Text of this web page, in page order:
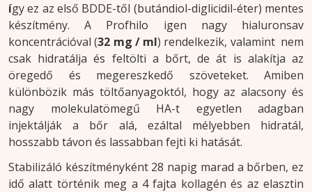
így ez az első BDDE-től (butándiol-diglicidil-éter) mentes
készítmény. A Profhilo igen nagy hialuronsav
koncentrációval (32 mg / ml) rendelkezik, valamint nem
csak hidratálja és feltölti a bőrt, de át is alakítja az
öregedő és megereszkedő szöveteket. Amiben
különbözik más töltőanyagoktól, hogy az alacsony és
nagy molekulatömegű HA-t egyetlen adagban
injektálják a bőr alá, ezáltal mélyebben hidratál,
hosszabb távon és lassabban fejti ki hatását.
Stabilizáló készítményként 28 napig marad a bőrben, ez
idő alatt történik meg a 4 fajta kollagén és az elasztin